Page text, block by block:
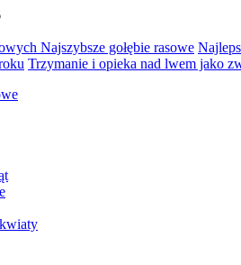
Najszybsze gołębie rasowe
Trzymanie i opieka nad lwem jako